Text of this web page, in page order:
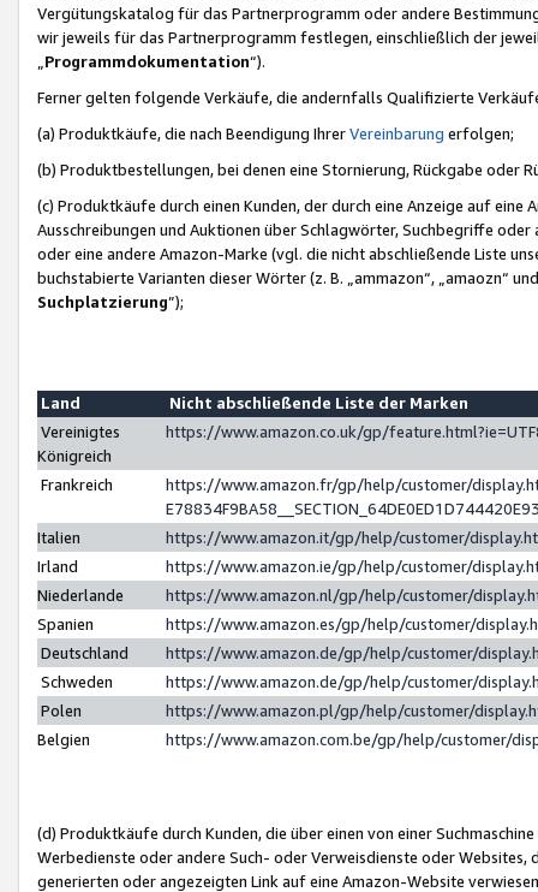
Vergütungskatalog für das Partnerprogramm oder andere
wir jeweils für das Partnerprogramm festlegen, einschließlich der
Programmdokumentation“).
Ferner gelten folgende Verkäufe, die andernfalls Qualifizierte
(a) Produktkäufe, die nach Beendigung IhrerVereinbarung erfolgen;
(b) Produktbestellungen, bei denen eine Stornierung, Rückgabe oder
(c) Produktkäufe durch einen Kunden, der durch eine Anzeige auf
Ausschreibungen und Auktionen über Schlagwörter, Suchbegriffe
oder eine andere Amazon-Marke (vgl. die nicht abschließende Liste
buchstabierte Varianten dieser Wörter (z. B. „ammazon“, „amaozn“
Suchplatzierung”);
Land
Nicht abschließende Liste der Marken
Vereinigtes
Königreich
https://www.amazon.co.uk/gp/
Frankreich
https://www.amazon.fr/gp/help/customer/
Italien
https://www.amazon.it/gp/help/customer/
Irland
https://www.amazon.ie/gp/help/customer/
Niederlande
https://www.amazon.nl/gp/help/customer/
Spanien
https://www.amazon.es/gp/help/customer/
Deutschland
https://www.amazon.de/gp/help/customer/
Schweden
https://www.amazon.de/gp/help/customer/
Polen
https://www.amazon.pl/gp/help/customer/
Belgien
https://www.amazon.com.be/gp/help/customer/
(d) Produktkäufe durch Kunden, die über einen von einer
Werbedienste oder andere Such- oder Verweisdienste oder Websites,
generierten oder angezeigten Link auf eine Amazon-Website